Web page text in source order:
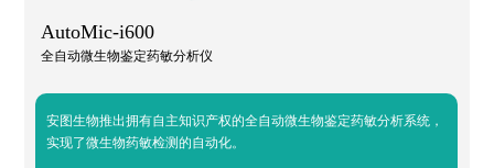
AutoMic-i600
全自动微生物鉴定药敏分析仪
安图生物推出拥有自主知识产权的全自动微生物鉴定药敏分析系统，
实现了微生物药敏检测的自动化。